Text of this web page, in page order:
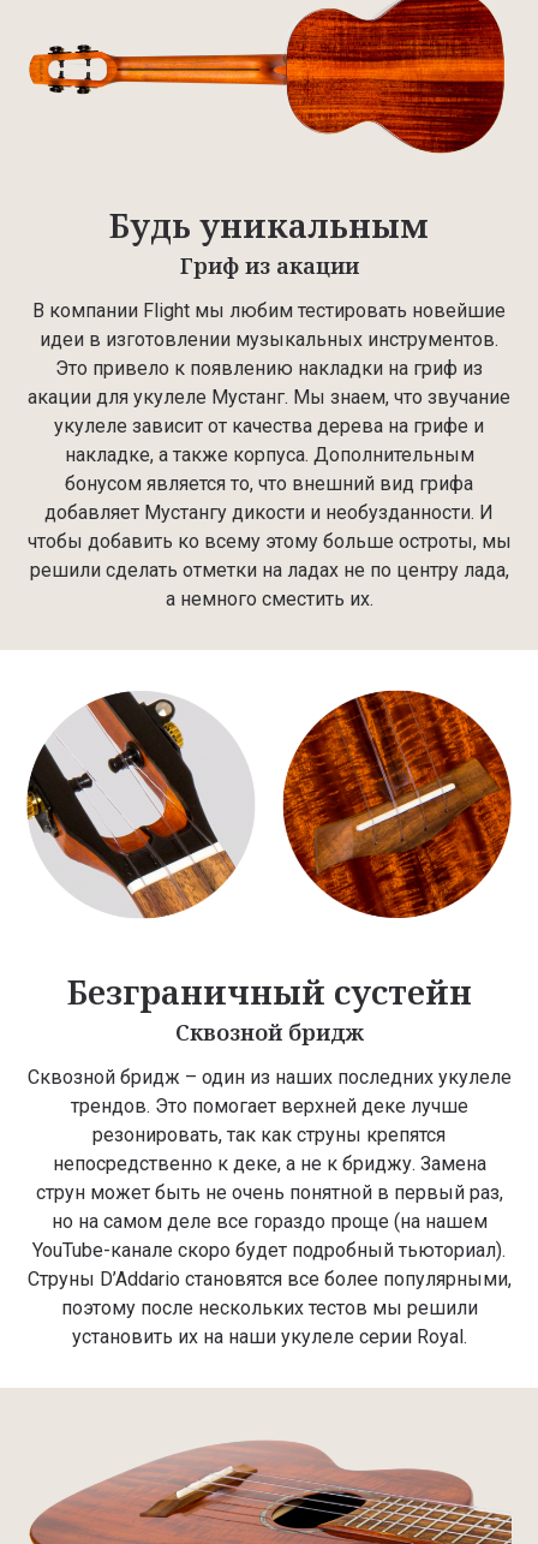
Будь уникальным
Гриф из акации
В компании Flight мы любим тестировать новейшие
идеи в изготовлении музыкальных инструментов.
Это привело к появлению накладки на гриф из
акации для укулеле Мустанг. Мы знаем, что звучание
укулеле зависит от качества дерева на грифе и
накладке, а также корпуса. Дополнительным
бонусом является то, что внешний вид грифа
добавляет Мустангу дикости и необузданности. И
чтобы добавить ко всему этому больше остроты, мы
решили сделать отметки на ладах не по центру лада,
а немного сместить их.
Безграничный сустейн
Сквозной бридж
Сквозной бридж – один из наших последних укулеле
трендов. Это помогает верхней деке лучше
резонировать, так как струны крепятся
непосредственно к деке, а не к бриджу. Замена
струн может быть не очень понятной в первый раз,
но на самом деле все гораздо проще (на нашем
YouTube-канале скоро будет подробный тьюториал).
Струны D’Addario становятся все более популярными,
поэтому после нескольких тестов мы решили
установить их на наши укулеле серии Royal.